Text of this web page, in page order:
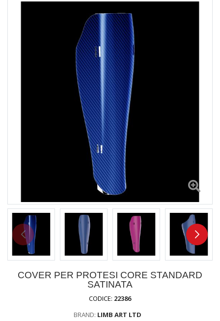
COVER PER PROTESI CORE STANDARD
SATINATA
CODICE: 22386
BRAND: LIMB ART LTD